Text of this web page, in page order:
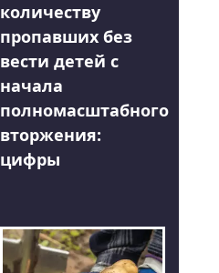
количеству
пропавших без
вести детей с
начала
полномасштабного
вторжения:
цифры